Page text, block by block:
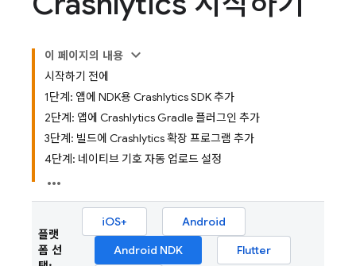
이 페이지의 내용
시작하기 전에
1단계: 앱에 NDK용 Crashlytics SDK 추가
2단계: 앱에 Crashlytics Gradle 플러그인 추가
3단계: 빌드에 Crashlytics 확장 프로그램 추가
4단계: 네이티브 기호 자동 업로드 설정
플랫
폼 선
iOS+
Android
Android NDK
Flutter